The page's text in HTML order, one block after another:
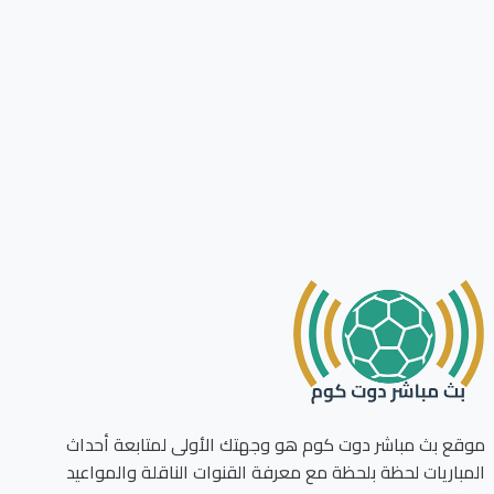
بث مباشر دوت كوم هو وجهتك الأولى لمتابعة أحداث
لحظة بلحظة مع معرفة القنوات الناقلة والمواعيد